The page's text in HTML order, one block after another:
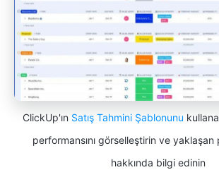
ClickUp'ın Satış Tahmini Şablonunu
performansını görselleştirin ve
hakkında bilgi edinin